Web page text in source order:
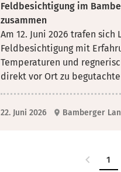
Feldbesichtigung im
zusammen
Am 12. Juni 2026 trafen
Feldbesichtigung mit
Temperaturen und
direkt vor Ort zu
22. Juni 2026 Bamberger
1